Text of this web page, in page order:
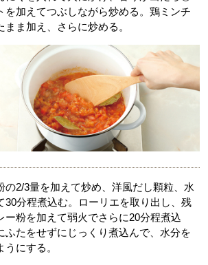
を加えてつぶしながら炒める。鶏ミンチ
まま加え、さらに炒める。
の2/3量を加えて炒め、洋風だし顆粒、水
30分程煮込む。ローリエを取り出し、残
ー粉を加えて弱火でさらに20分程煮込
ふたをせずにじっくり煮込んで、水分を
うにする。